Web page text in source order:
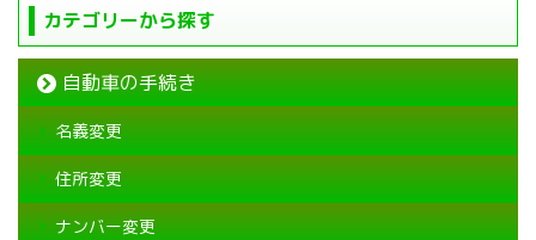
カテゴリーから探す
自動車の手続き
名義変更
住所変更
ナンバー変更